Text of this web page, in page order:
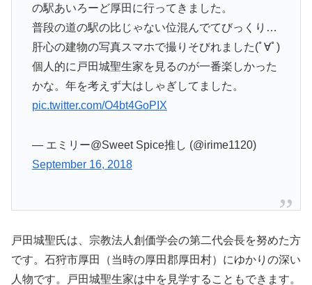
の駅あいろーど厚田に行ってきました。
普段の道の駅の比じゃない位混んでてびっくり…
肝心の建物の写真スマホで撮りそびれました(ﾟ∀ﾟ)
個人的に戸田城聖生家を見るのが一番楽しかった
かな。年を考えず大はしゃぎしてました。
pic.twitter.com/O4bt4GoPIX
— エミリー@Sweet Spice推し (@irime1120)
September 16, 2018
戸田城聖氏は、宗教法人創価学会の第二代会長を努めた方
です。石狩市厚田（当時の厚田郡厚田村）にゆかりの深い
人物です。戸田城聖生家は中を見学することもできます。